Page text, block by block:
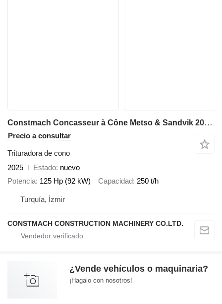
Constmach Concasseur à Cône Metso & Sandvik 200-250 TPH
Precio a consultar
Trituradora de cono
2025
Estado nuevo
Potencia 125 Hp (92 kW) Capacidad 250 t/h
Turquía, İzmir
CONSTMACH CONSTRUCTION MACHINERY CO.LTD.
¿Vende vehículos o maquinaria?
¡Hagalo con nosotros!